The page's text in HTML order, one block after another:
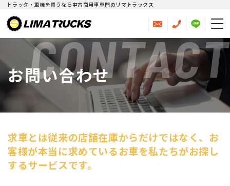
トラック・重機を買うなら中古商用車専門のリマトラックス
お問い合わせ
CONTACT
求車とは従来の店舗在庫からだけではなく、 お
客様が本当に求めているお車を私たちがお探し
するサービスです。